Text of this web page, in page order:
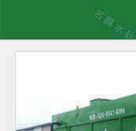
凉山州（李经理）2个小
广安（祝总）10分
成都（吴经理）1天前
泸州（朱经理）5天